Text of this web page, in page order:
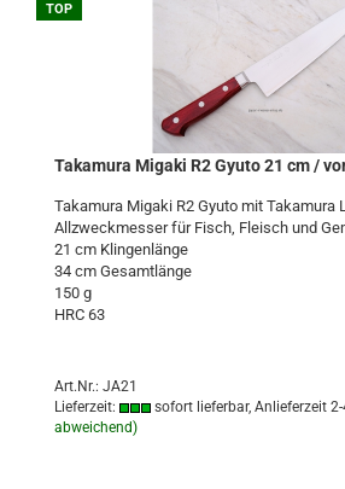
TOP
Takamura Migaki R2 Gyuto 21 cm /
Takamura Migaki R2 Gyuto mit Takamura
Allzweckmesser für Fisch, Fleisch und
21 cm Klingenlänge
34 cm Gesamtlänge
150 g
HRC 63
Art.Nr.: JA21
Lieferzeit:
sofort lieferbar, Anlieferzeit 2-
abweichend)